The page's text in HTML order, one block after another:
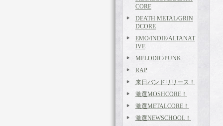
CORE
DEATH METAL/GRIN
DCORE
EMO/INDIE/ALTANAT
IVE
MELODIC/PUNK
RAP
来日バンドリリース！
激選MOSHCORE！
激選METALCORE！
激選NEWSCHOOL！